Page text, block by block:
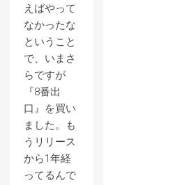
えばやって
なかったな
ということ
で、いまさ
らですが
『8番出
口』を買い
ました。も
うリリース
から1年経
ってるんで